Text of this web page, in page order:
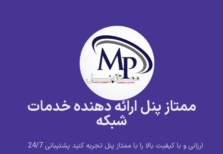
ممتاز پنل ارائه دهنده خدمات
شبکه
ارزانی و با کیفیت بالا را با ممتاز پنل تجربه کنید پشتیبانی 24/7